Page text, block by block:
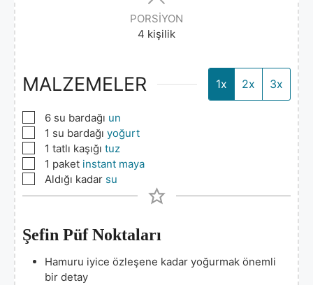
PORSIYON
4 kişilik
MALZEMELER 1x 2x 3x
▢
6 su bardağı un
▢1 su bardağı yoğurt
▢1 tatlı kaşığı tuz
▢1 paket instant maya
▢
Aldığı kadar su
Şefin Püf Noktaları
Hamuru iyice özleşene kadar yoğurmak önemli
bir detay